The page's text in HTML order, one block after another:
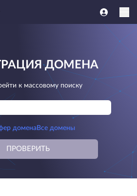
ДОМЕНА
к массовому поиску
домена Все домены
ПРОВЕРИТЬ